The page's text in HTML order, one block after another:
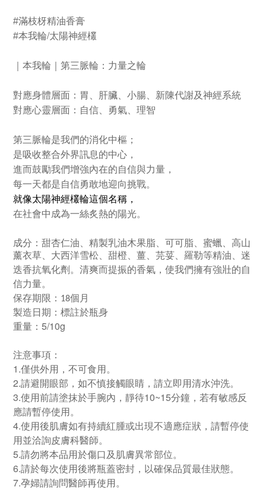
#滿枝枒精油香膏
#本我輪/太陽神經欉
｜本我輪｜第三脈輪：力量之輪
對應身體層面：胃、肝臟、小腸、新陳代謝及神經系統
對應心靈層面：自信、勇氣、理智
第三脈輪是我們的消化中樞；
是吸收整合外界訊息的中心，
進而鼓勵我們增強內在的自信與力量，
每一天都是自信勇敢地迎向挑戰。
就像太陽神經欉輪這個名稱，
在社會中成為一絲炙熱的陽光。
成分： 甜杏仁油、精製乳油木果脂、可可脂、蜜蠟、高山
薰衣草、大西洋雪松、甜橙、薑、芫荽、羅勒等精油、迷
迭香抗氧化劑 。清爽而提振的香氣，使我們擁有強壯的自
信力量。
保存期限： 18個月
製造日期：標註於瓶身
重量：5/10g
注意事項：
1.僅供外用，不可食用。
2.請避開眼部，如不慎接觸眼睛，請立即用清水沖洗。
3.使用前請塗抹於手腕內，靜待10~15分鐘，若有敏感反
應請暫停使用。
4.使用後肌膚如有持續紅腫或出現不適應症狀，請暫停使
用並洽詢皮膚科醫師。
5.請勿將本品用於傷口及肌膚異常部位。
6.請於每次使用後將瓶蓋密封，以確保品質最佳狀態。
7.孕婦請詢問醫師再使用。